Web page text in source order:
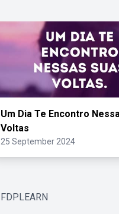
Um Dia Te Encontro
Voltas
25 September 2024
FDPLEARN